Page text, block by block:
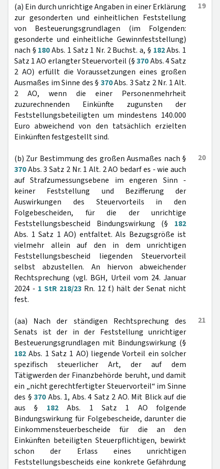
19
(a) Ein durch unrichtige Angaben in einer Erklärung
zur gesonderten und einheitlichen Feststellung
von Besteuerungsgrundlagen (im Folgenden:
gesonderte und einheitliche Gewinnfeststellung)
nach § 180Abs. 1 Satz 1 Nr. 2 Buchst. a, § 182Abs. 1
Satz 1 AO erlangter Steuervorteil (§370Abs. 4 Satz
2 AO) erfüllt die Voraussetzungen eines großen
Ausmaßes im Sinne des § 370Abs. 3 Satz 2 Nr. 1 Alt.
2 AO, wenn die einer Personenmehrheit
zuzurechnenden Einkünfte zugunsten der
Feststellungsbeteiligten um mindestens 140.000
Euro abweichend von den tatsächlich erzielten
Einkünften festgestellt sind.
20
(b) Zur Bestimmung des großen Ausmaßes nach §
370Abs. 3 Satz 2 Nr. 1 Alt. 2 AO bedarf es - wie auch
auf Strafzumessungsebene im engeren Sinn -
keiner Feststellung und Bezifferung der
Auswirkungen des Steuervorteils in den
Folgebescheiden, für die der unrichtige
Feststellungsbescheid Bindungswirkung (§ 182
Abs. 1 Satz 1 AO) entfaltet. Als Bezugsgröße ist
vielmehr allein auf den in dem unrichtigen
Feststellungsbescheid liegenden Steuervorteil
selbst abzustellen. An hiervon abweichender
Rechtsprechung (vgl. BGH, Urteil vom 24. Januar
2024 - 1 StR 218/23 Rn. 12 f.) hält der Senat nicht
fest.
21
(aa) Nach der ständigen Rechtsprechung des
Senats ist der in der Feststellung unrichtiger
Besteuerungsgrundlagen mit Bindungswirkung (§
182 Abs. 1 Satz 1 AO) liegende Vorteil ein solcher
spezifisch steuerlicher Art, der auf dem
Tätigwerden der Finanzbehörde beruht, und damit
ein „nicht gerechtfertigter Steuervorteil“ im Sinne
des §370Abs. 1, Abs. 4 Satz 2 AO. Mit Blick auf die
aus § 182Abs. 1 Satz 1 AO folgende
Bindungswirkung für Folgebescheide, darunter die
Einkommensteuerbescheide für die an den
Einkünften beteiligten Steuerpflichtigen, bewirkt
schon der Erlass eines unrichtigen
Feststellungsbescheids eine konkrete Gefährdung